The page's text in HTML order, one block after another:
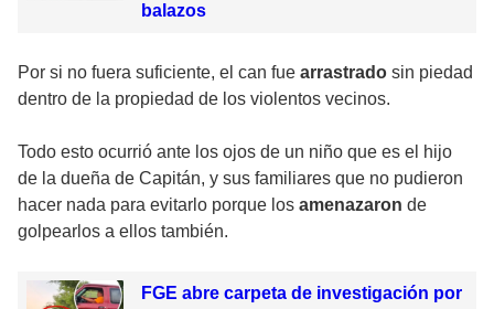
balazos
Por si no fuera suficiente, el can fue arrastrado sin piedad
dentro de la propiedad de los violentos vecinos.
Todo esto ocurrió ante los ojos de un niño que es el hijo
de la dueña de Capitán, y sus familiares que no pudieron
hacer nada para evitarlo porque los amenazaron de
golpearlos a ellos también.
FGE abre carpeta de investigación por